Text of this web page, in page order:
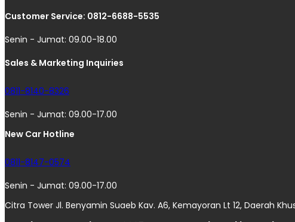
Customer Service: 0812-6688-5535
Senin - Jumat: 09.00-18.00
Sales & Marketing Inquiries
0811-8140-8326
Senin - Jumat: 09.00-17.00
New Car Hotline
0811-8147-0574
Senin - Jumat: 09.00-17.00
Citra Tower Jl. Benyamin Suaeb Kav. A6, Kemayoran Lt 12, Daerah